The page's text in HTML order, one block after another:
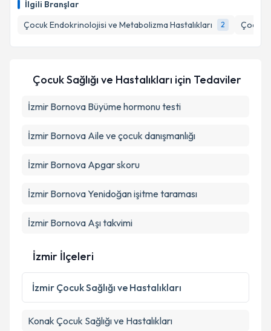
İlgili Branşlar
Çocuk Endokrinolojisi ve Metabolizma Hastalıkları
2 Çocuk
takvim hazırlandığında e-posta ile bilgilendireceğiz.
Metni'ni okudum ve kişisel verilerimin belirtilen
Çocuk Sağlığı ve Hastalıkları için Tedaviler
İzmir Bornova Büyüme hormonu testi
İzmir Bornova Aile ve çocuk danışmanlığı
İzmir Bornova Apgar skoru
İzmir Bornova Yenidoğan işitme taraması
İzmir Bornova Aşı takvimi
İzmir İlçeleri
İzmir Çocuk Sağlığı ve Hastalıkları
Konak Çocuk Sağlığı ve Hastalıkları